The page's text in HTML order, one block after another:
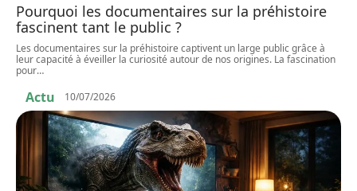
Pourquoi les documentaires sur la préhistoire
fascinent tant le public ?
Les documentaires sur la préhistoire captivent un large public grâce à
leur capacité à éveiller la curiosité autour de nos origines. La fascination
pour…
Actu 10/07/2026